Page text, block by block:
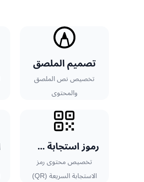
تصميم الملصق
تخصيص نص الملصق
والمحتوى
رموز استجابة سريعة (QR) متقدمة
تخصيص محتوى رمز
الاستجابة السريعة (QR)